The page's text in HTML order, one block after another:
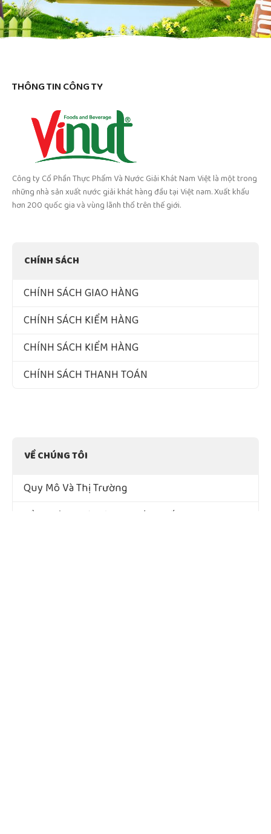
THÔNG TIN CÔNG TY
Công ty Cổ Phần Thực Phẩm Và Nước Giải Khát Nam Việt là một trong
những nhà sản xuất nước giải khát hàng đầu tại Việt nam. Xuất khẩu
hơn 200 quốc gia và vùng lãnh thổ trên thế giới.
CHÍNH SÁCH
CHÍNH SÁCH GIAO HÀNG
CHÍNH SÁCH KIỂM HÀNG
CHÍNH SÁCH KIỂM HÀNG
CHÍNH SÁCH THANH TOÁN
VỀ CHÚNG TÔI
Quy Mô Và Thị Trường
Tầm Nhìn – Sứ Mệnh – Giá Trị Cốt Lõi